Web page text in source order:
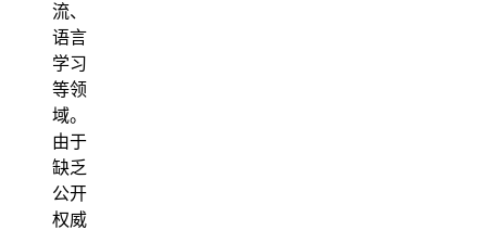
流、
语言
学习
等领
域。
由于
缺乏
公开
权威